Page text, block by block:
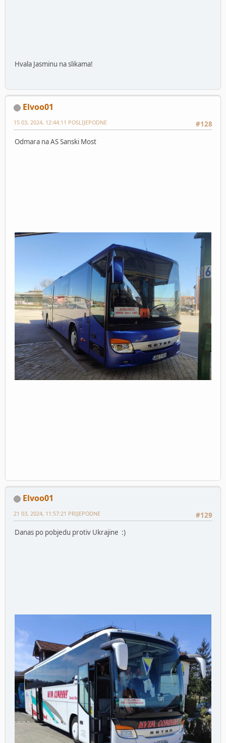
Hvala Jasminu na slikama!
Elvoo01
#128
15 03, 2024, 12:44:11 POSLIJEPODNE
Odmara na AS Sanski Most
Elvoo01
#129
21 03, 2024, 11:57:21 PRIJEPODNE
Danas po pobjedu protiv Ukrajine :)